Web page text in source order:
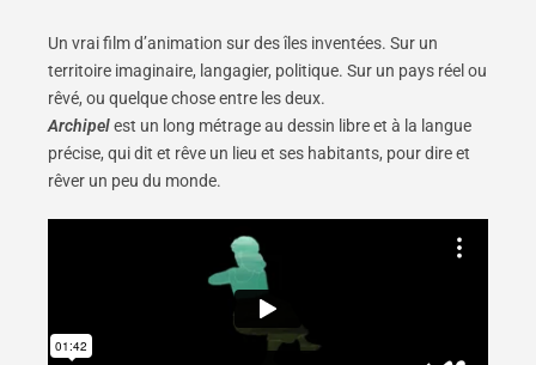
Un vrai film d’animation sur des îles inventées. Sur un
territoire imaginaire, langagier, politique. Sur un pays réel ou
rêvé, ou quelque chose entre les deux.
Archipelest un long métrage au dessin libre et à la langue
précise, qui dit et rêve un lieu et ses habitants, pour dire et
rêver un peu du monde.